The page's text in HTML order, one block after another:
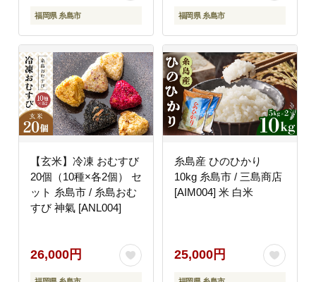
福岡県 糸島市 福岡県 糸島市
【玄米】冷凍 おむすび
20個（10種×各2個） セ
ット 糸島市 / 糸島おむ
すび 神氣 [ANL004]
26,000円
糸島産 ひのひかり
10kg 糸島市 / 三島商店
[AIM004] 米 白米
25,000円